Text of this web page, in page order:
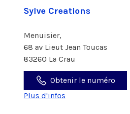
Sylve Creations
Menuisier,
68 av Lieut Jean Toucas
83260 La Crau
Obtenir le numéro
Plus d'infos